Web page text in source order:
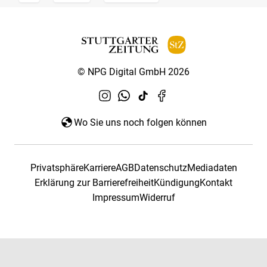
© NPG Digital GmbH 2026
Wo Sie uns noch folgen können
PrivatsphäreKarriereAGBDatenschutzMediadaten
Erklärung zur BarrierefreiheitKündigungKontakt
ImpressumWiderruf